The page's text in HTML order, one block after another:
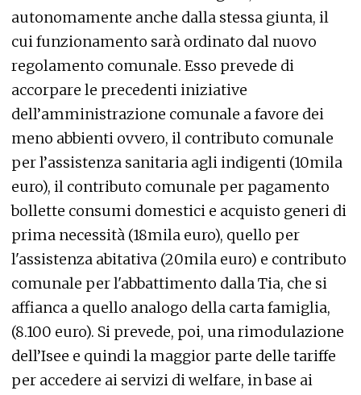
autonomamente anche dalla stessa giunta, il
cui funzionamento sarà ordinato dal nuovo
regolamento comunale. Esso prevede di
accorpare le precedenti iniziative
dell’amministrazione comunale a favore dei
meno abbienti ovvero, il contributo comunale
per l’assistenza sanitaria agli indigenti (10mila
euro), il contributo comunale per pagamento
bollette consumi domestici e acquisto generi di
prima necessità (18mila euro), quello per
l'assistenza abitativa (20mila euro) e contributo
comunale per l'abbattimento dalla Tia, che si
affianca a quello analogo della carta famiglia,
(8.100 euro). Si prevede, poi, una rimodulazione
dell’Isee e quindi la maggior parte delle tariffe
per accedere ai servizi di welfare, in base ai